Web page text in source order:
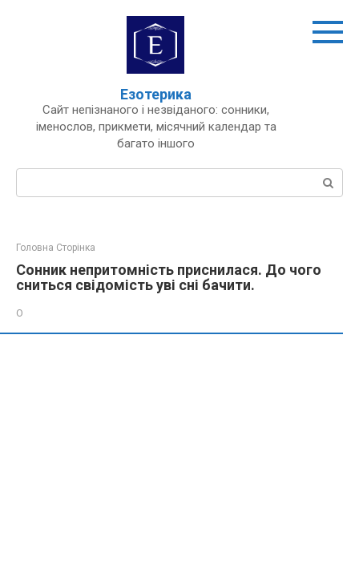
Езотерика
Сайт непізнаного і незвіданого: сонники,
іменослов, прикмети, місячний календар та
багато іншого
Пошук:
Головна Сторінка
Сонник непритомність приснилася. До чого
сниться свідомість уві сні бачити.
О